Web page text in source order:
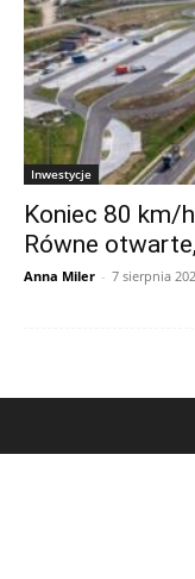
Inwestycje
Koniec 80 km/
Równe
Anna Miler - 7 sierpnia